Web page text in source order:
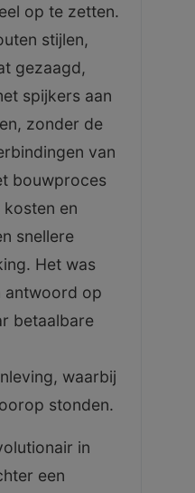
op te zetten.
stijlen,
gezaagd,
spijkers aan
zonder de
van
bouwproces
en
snellere
Het was
antwoord op
betaalbare
waarbij
stonden.
in
een